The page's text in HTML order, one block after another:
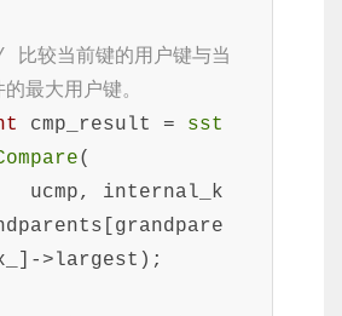
较当前键的用户键与当
最大用户键。
cmp_result = sst
(
>largest);